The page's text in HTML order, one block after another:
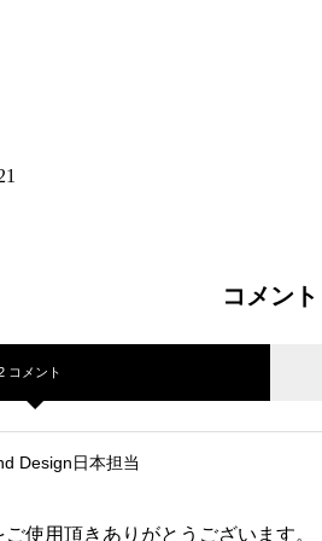
コメント
コメント
Design日本担当
使用頂きありがとうございます。